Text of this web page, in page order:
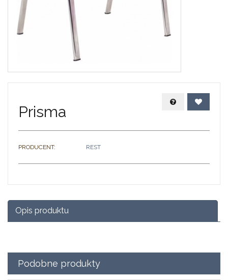
Zapytaj o
Prisma
PRODUCENT: REST
Opis produktu
Podobne produkty